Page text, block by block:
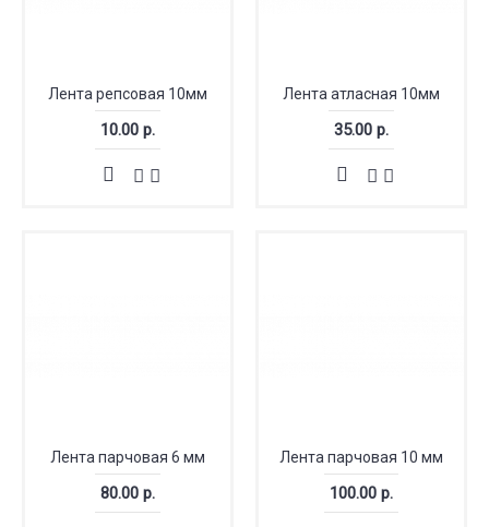
Лента репсовая 10мм
10.00 р.
Лента атласная 10мм
35.00 р.
Лента парчовая 6 мм
80.00 р.
Лента парчовая 10 мм
100.00 р.